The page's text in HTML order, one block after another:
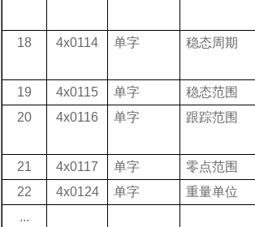
18 4x0114 单字 稳态周期
19 4x0115 单字 稳态范围
20
4x0116 单字 跟踪范围
21 4x0117 单字 零点范围
22
4x0124 单字 重量单位
...